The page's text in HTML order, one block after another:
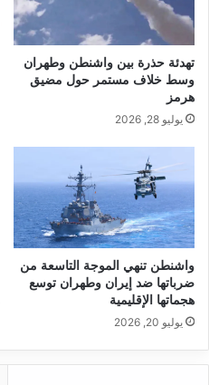
تهدئة حذرة بين واشنطن وطهران
وسط خلاف مستمر حول مضيق
هرمز
يوليو 28, 2026
واشنطن تنهي الموجة التاسعة من
ضرباتها ضد إيران وطهران توسع
هجماتها الإقليمية
يوليو 20, 2026